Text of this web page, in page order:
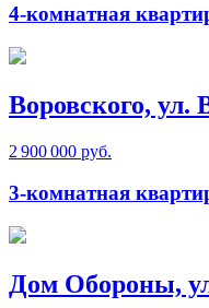
4-комнатная
Воровского, ул.
2 900 000 руб.
3-комнатная
Дом Обороны,